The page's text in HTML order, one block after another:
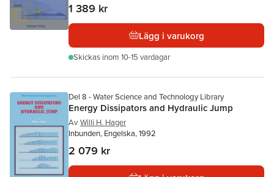
1 389 kr
Lägg i varukorg
Skickas inom 10-15 vardagar
Del 8 - Water Science and Technology Library
Energy Dissipators and Hydraulic Jump
Av Willi H. Hager
Inbunden, Engelska, 1992
2 079 kr